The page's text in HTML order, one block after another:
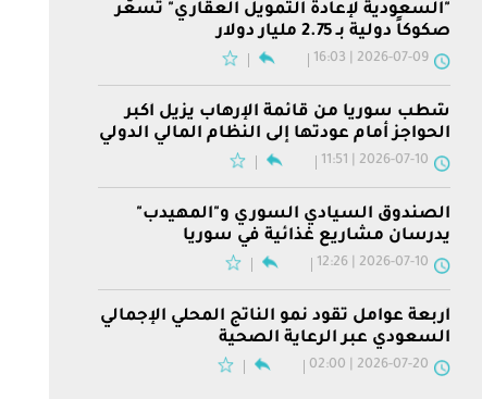
"السعودية لإعادة التمويل العقاري" تسعّر
صكوكاً دولية بـ 2.75 مليار دولار
2026-07-09 | 16:03
شطب سوريا من قائمة الإرهاب يزيل أكبر
الحواجز أمام عودتها إلى النظام المالي الدولي
2026-07-10 | 11:51
الصندوق السيادي السوري و"المهيدب"
يدرسان مشاريع غذائية في سوريا
2026-07-10 | 12:26
أربعة عوامل تقود نمو الناتج المحلي الإجمالي
السعودي عبر الرعاية الصحية
2026-07-20 | 02:00